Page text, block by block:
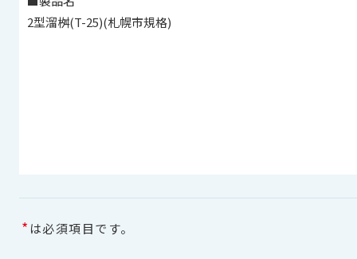
* は必須項目です。